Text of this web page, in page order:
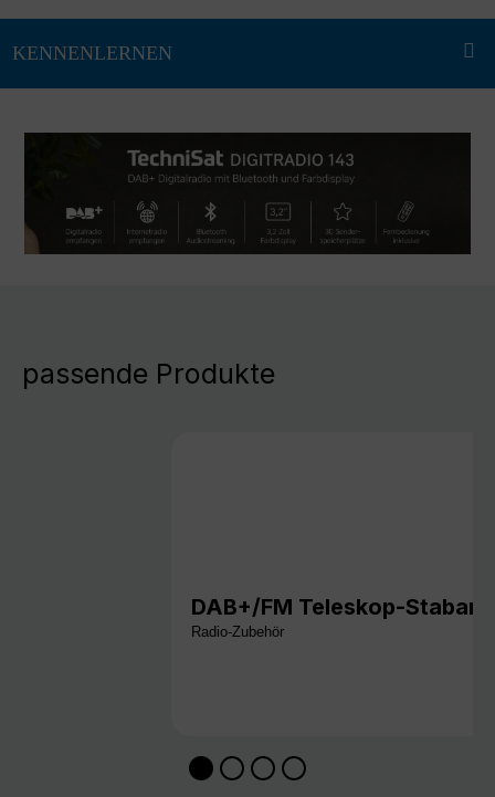
passende Produkte
DAB+/FM Teleskop-
Radio-Zubehör